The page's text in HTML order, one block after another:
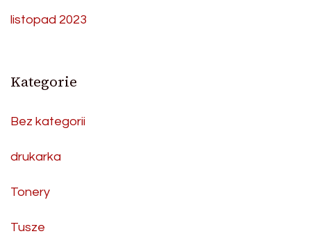
listopad 2023
Kategorie
Bez kategorii
drukarka
Tonery
Tusze